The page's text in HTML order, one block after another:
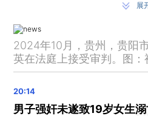
美方威胁对中国输美产品再
遭报复杀害的法官王佳佳，
11年间拐卖儿童17名，人贩
火星可能曾宜居，中国“祝融
展
2024年10月，贵州，贵阳
英在法庭上接受审判。图：
男子强奸未遂致19岁女生